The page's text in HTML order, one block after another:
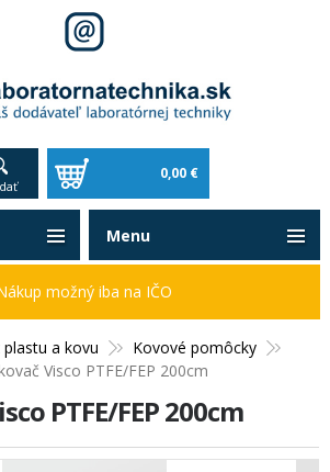
0,00 €
a kovu
Kovové pomôcky
Visco PTFE/FEP 200cm
PTFE/FEP 200cm
možný iba na IČO
Menu